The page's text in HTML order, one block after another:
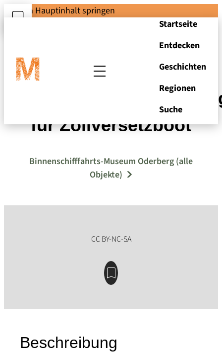
Zum Hauptinhalt springen
Startseite
Entdecken
Geschichten
Regionen
Suche
für Zollversetzboot
Binnenschifffahrts-Museum Oderberg (alle
Objekte)
Beschreibung